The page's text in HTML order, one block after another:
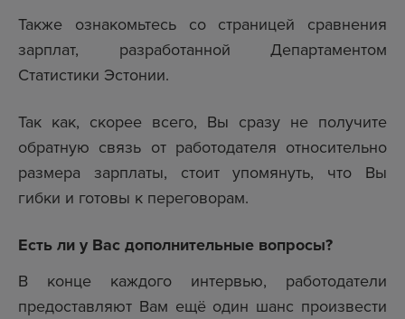
Также ознакомьтесь со страницей сравнения
зарплат, разработанной Департаментом
Статистики Эстонии.
Так как, скорее всего, Вы сразу не получите
обратную связь от работодателя относительно
размера зарплаты, стоит упомянуть, что Вы
гибки и готовы к переговорам.
Есть ли у Вас дополнительные вопросы?
В конце каждого интервью, работодатели
предоставляют Вам ещё один шанс произвести